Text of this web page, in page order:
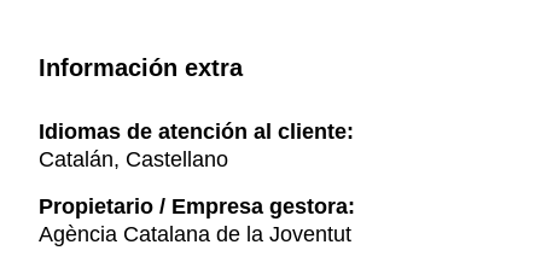
Información extra
Idiomas de atención al cliente:
Catalán, Castellano
Propietario / Empresa gestora:
Agència Catalana de la Joventut